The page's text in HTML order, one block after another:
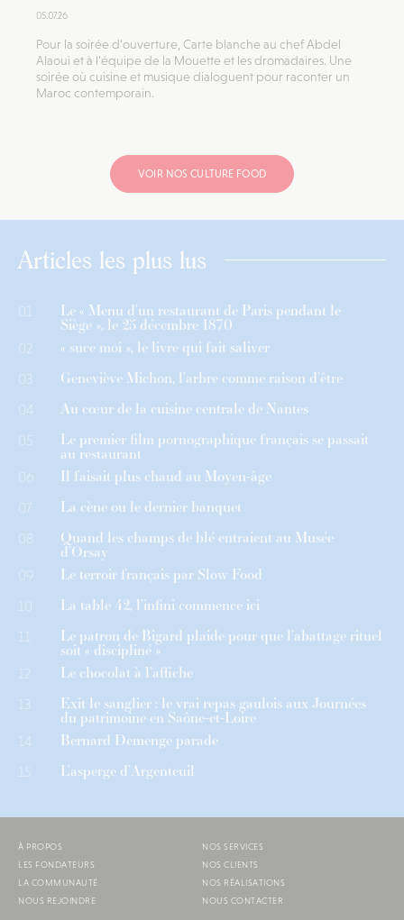
05.07.26
Pour la soirée d’ouverture, Carte blanche au chef Abdel
Alaoui et à l’équipe de la Mouette et les dromadaires. Une
soirée où cuisine et musique dialoguent pour raconter un
Maroc contemporain.
VOIR NOS CULTURE FOOD
Articles les plus lus
01 Le « Menu d’un restaurant de Paris pendant le
Siège », le 25 décembre 1870
02 « suce moi », le livre qui fait saliver
03 Geneviève Michon, l’arbre comme raison d’être
04 Au cœur de la cuisine centrale de Nantes
05 Le premier film pornographique français se passait
au restaurant
06 Il faisait plus chaud au Moyen-âge
07 La cène ou le dernier banquet
08 Quand les champs de blé entraient au Musée
d’Orsay
09 Le terroir français par Slow Food
10 La table 42, l’infini commence ici
11 Le patron de Bigard plaide pour que l’abattage rituel
soit « discipliné »
12 Le chocolat à l’affiche
13 Exit le sanglier : le vrai repas gaulois aux Journées
du patrimoine en Saône-et-Loire
14 Bernard Demenge parade
15 L’asperge d’Argenteuil
À PROPOS
LES FONDATEURS
LA COMMUNAUTÉ
NOUS REJOINDRE
NOS SERVICES
NOS CLIENTS
NOS RÉALISATIONS
NOUS CONTACTER